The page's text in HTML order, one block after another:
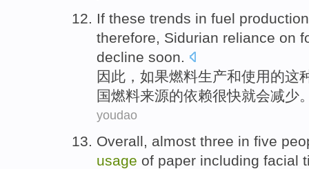
If these trends in fuel production
therefore, Sidurian reliance on
decline soon.
因此 ， 如果燃料生产和使用的这
国燃料来源的依赖很快就会减少
youdao
Overall almost three in five
usage of paper including facial